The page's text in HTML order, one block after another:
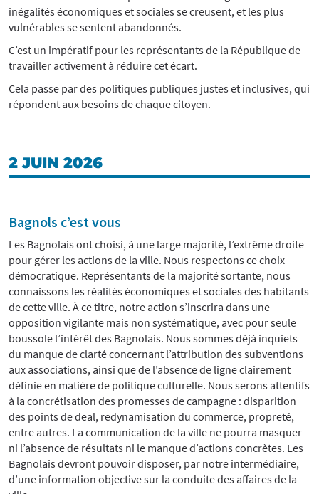
inégalités économiques et sociales se creusent, et les plus
vulnérables se sentent abandonnés.
C’est un impératif pour les représentants de la République de
travailler activement à réduire cet écart.
Cela passe par des politiques publiques justes et inclusives, qui
répondent aux besoins de chaque citoyen.
2 JUIN 2026
Bagnols c’est vous
Les Bagnolais ont choisi, à une large majorité, l’extrême droite
pour gérer les actions de la ville. Nous respectons ce choix
démocratique. Représentants de la majorité sortante, nous
connaissons les réalités économiques et sociales des habitants
de cette ville. À ce titre, notre action s’inscrira dans une
opposition vigilante mais non systématique, avec pour seule
boussole l’intérêt des Bagnolais. Nous sommes déjà inquiets
du manque de clarté concernant l’attribution des subventions
aux associations, ainsi que de l’absence de ligne clairement
définie en matière de politique culturelle. Nous serons attentifs
à la concrétisation des promesses de campagne : disparition
des points de deal, redynamisation du commerce, propreté,
entre autres. La communication de la ville ne pourra masquer
ni l’absence de résultats ni le manque d’actions concrètes. Les
Bagnolais devront pouvoir disposer, par notre intermédiaire,
d’une information objective sur la conduite des affaires de la